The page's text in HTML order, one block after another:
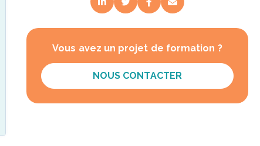
Vous avez un projet de formation ?
NOUS CONTACTER